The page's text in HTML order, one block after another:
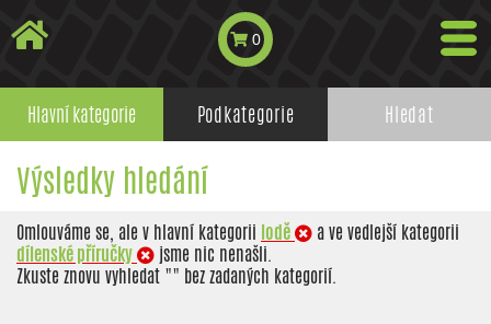
0
Hlavní kategorie Podkategorie Hledat
Výsledky hledání
Omlouváme se, ale v hlavní kategorii lodě
a ve vedlejší kategorii
dílenské příručky
jsme nic nenašli.
Zkuste znovu vyhledat "" bez zadaných kategorií.